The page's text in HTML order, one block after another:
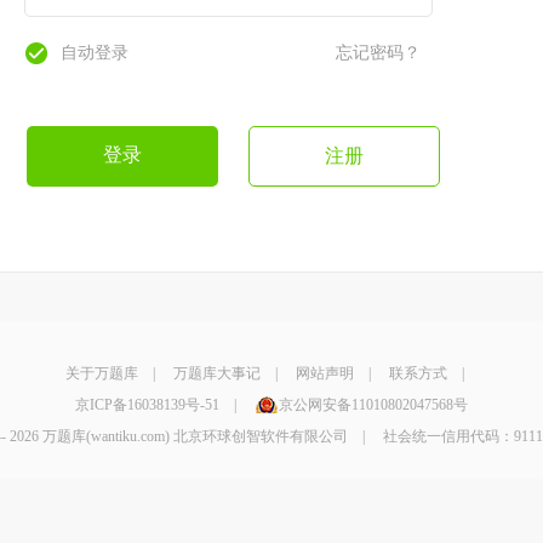
自动登录 忘记密码？
登录 注册
关于万题库| 万题库大事记| 网站声明 联系方式|
京ICP备16038139号-51
京公网安备11010802047568号
2026 万题库(wantiku.com) 北京环球创智软件有限公司 | 社会统一信用代码：